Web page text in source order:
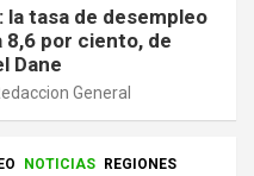
la tasa de desempleo
8,6 por ciento, de
Dane
General
NOTICIAS REGIONES